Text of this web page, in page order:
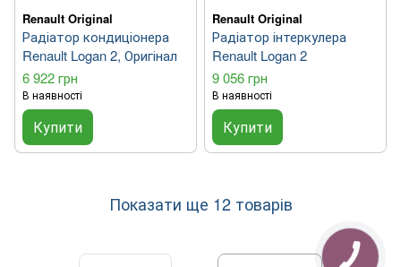
Renault Original
Радіатор кондиціонера
Renault Logan 2, Оригінал
6 922 грн
В наявності
Купити
Renault Original
Радіатор інтеркулера
Renault Logan 2
9 056 грн
В наявності
Купити
Показати ще 12 товарів